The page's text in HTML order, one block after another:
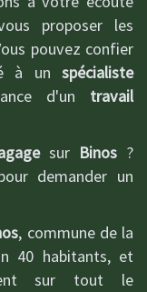
proposer les
pouvez confier
à un spécialiste
d'un travail
sur Binos ?
demander un
, commune de la
40 habitants, et
sur tout le